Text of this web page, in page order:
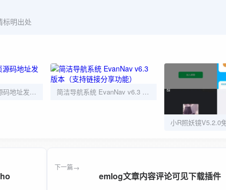
标明出处
全新UI网址发布页源码地址发布单页带黑白模式 简洁导航系统 EvanNav v6.3 版本（支持链接分享功能）
下一篇
emlog文章内容评论可见下载插件